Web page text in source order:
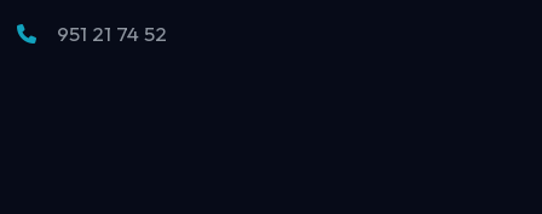
951 21 74 52